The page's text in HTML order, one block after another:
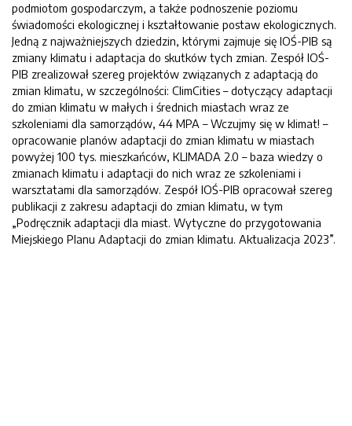
podmiotom gospodarczym, a także podnoszenie poziomu
świadomości ekologicznej i kształtowanie postaw ekologicznych.
Jedną z najważniejszych dziedzin, którymi zajmuje się IOŚ-PIB są
zmiany klimatu i adaptacja do skutków tych zmian. Zespół IOŚ-
PIB zrealizował szereg projektów związanych z adaptacją do
zmian klimatu, w szczególności: ClimCities – dotyczący adaptacji
do zmian klimatu w małych i średnich miastach wraz ze
szkoleniami dla samorządów, 44 MPA – Wczujmy się w klimat! –
opracowanie planów adaptacji do zmian klimatu w miastach
powyżej 100 tys. mieszkańców, KLIMADA 2.0 – baza wiedzy o
zmianach klimatu i adaptacji do nich wraz ze szkoleniami i
warsztatami dla samorządów. Zespół IOŚ-PIB opracował szereg
publikacji z zakresu adaptacji do zmian klimatu, w tym
„Podręcznik adaptacji dla miast. Wytyczne do przygotowania
Miejskiego Planu Adaptacji do zmian klimatu. Aktualizacja 2023”.